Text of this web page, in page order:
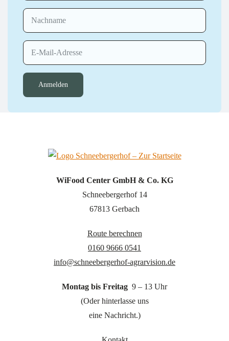
Anmelden
WiFood Center GmbH & Co. KG
Schneebergerhof 14
67813 Gerbach
Route berechnen
0160 9666 0541
info@schneebergerhof-agrarvision.de
Montag bis Freitag 9 – 13 Uhr
(Oder hinterlasse uns
eine Nachricht.)